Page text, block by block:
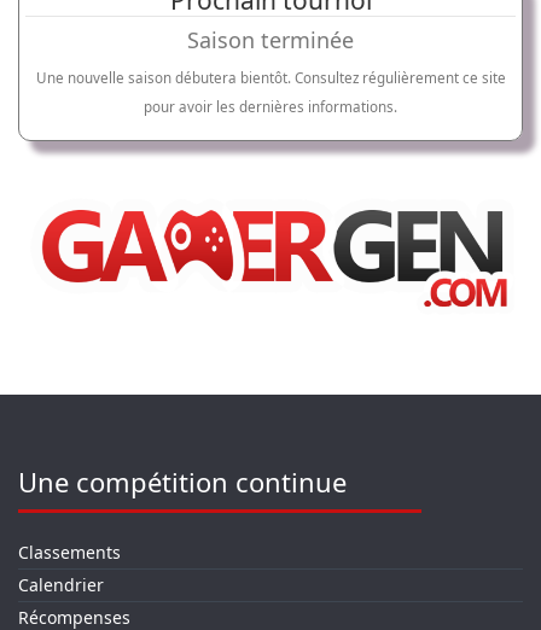
Saison terminée
Une nouvelle saison débutera bientôt. Consultez régulièrement ce site
pour avoir les dernières informations.
Une compétition continue
Classements
Calendrier
Récompenses